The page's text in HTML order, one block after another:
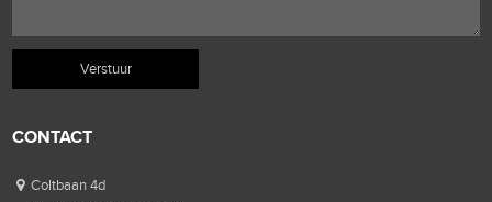
CONTACT
Coltbaan 4d